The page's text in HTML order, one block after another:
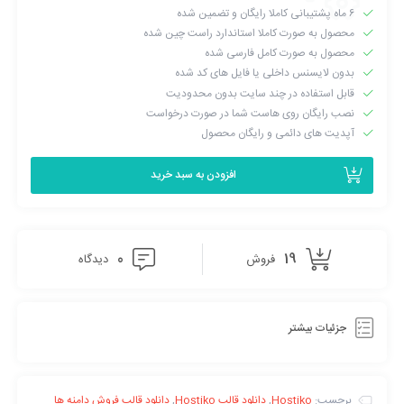
شود. این پوسته به صورت حرفه ای برای میزبانی وب، کسب و کارها،
شرکت و سایت های فروش دامنه طراحی شده است. در ادامه مطلب به
برخی دیگر از امکانات قالب Hostiko اشاره خواهیم کرد.
۶ ماه پشتیبانی کاملا رایگان و تضمین شده
محصول به صورت کاملا استاندارد راست چین شده
محصول به صورت کامل فارسی شده
بدون لایسنس داخلی یا فایل های کد شده
قابل استفاده در چند سایت بدون محدودیت
نصب رایگان روی هاست شما در صورت درخواست
آپدیت های دائمی و رایگان محصول
افزودن به سبد خرید
19 فروش 0 دیدگاه
جزئیات بیشتر